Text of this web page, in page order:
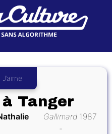
J’aime
Tanger
Gallimard 1987